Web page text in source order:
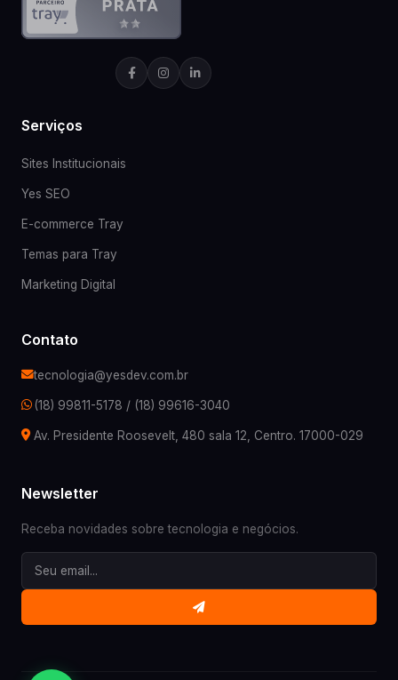
Serviços
Sites Institucionais
Yes SEO
E-commerce Tray
Temas para Tray
Marketing Digital
Contato
tecnologia@yesdev.com.br
(18) 99811-5178 / (18) 99616-3040
Av. Presidente Roosevelt, 480 sala 12, Centro. 17000-029
Newsletter
Receba novidades sobre tecnologia e negócios.